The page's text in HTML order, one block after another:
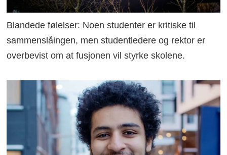
Blandede følelser: Noen studenter er kritiske til
sammenslåingen, men studentledere og rektor er
overbevist om at fusjonen vil styrke skolene.